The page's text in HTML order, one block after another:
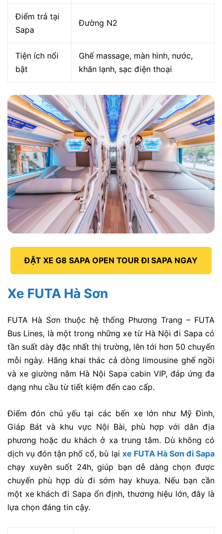
Điểm trả tại
Sapa
Đường N2
Tiện ích nổi
bật
Ghế massage, màn hình, nước,
khăn lạnh, sạc điện thoại
ĐẶT XE G8 SAPA OPEN TOUR ĐI SAPA NGAY
Xe FUTA Hà Sơn
FUTA Hà Sơn thuộc hệ thống Phương Trang – FUTA
Bus Lines, là một trong những xe từ Hà Nội đi Sapa có
tần suất dày đặc nhất thị trường, lên tới hơn 50 chuyến
mỗi ngày. Hãng khai thác cả dòng limousine ghế ngồi
và xe giường nằm Hà Nội Sapa cabin VIP, đáp ứng đa
dạng nhu cầu từ tiết kiệm đến cao cấp.
Điểm đón chủ yếu tại các bến xe lớn như Mỹ Đình,
Giáp Bát và khu vực Nội Bài, phù hợp với dân địa
phương hoặc du khách ở xa trung tâm. Dù không có
dịch vụ đón tận phố cổ, bù lại xe FUTA Hà Sơn đi Sapa
chạy xuyên suốt 24h, giúp bạn dễ dàng chọn được
chuyến phù hợp dù đi sớm hay khuya. Nếu bạn cần
một xe khách đi Sapa ổn định, thương hiệu lớn, đây là
lựa chọn đáng tin cậy.